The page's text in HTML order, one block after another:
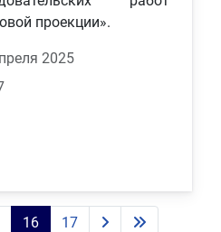
проекции».
2025
16 17